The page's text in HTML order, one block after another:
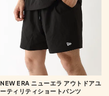
NEW ERA ニューエラ アウトドアユ
ーティリティショートパンツ